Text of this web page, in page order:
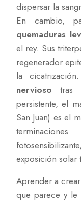
dispersar la
En cambio,
quemaduras
el rey. Sus
regenerador
la
nervioso tras
persistente, el
San Juan) es el
exposición solar
Aprender a
que parece y le